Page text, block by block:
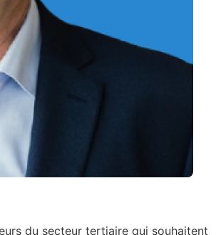
du secteur tertiaire qui souhaitent